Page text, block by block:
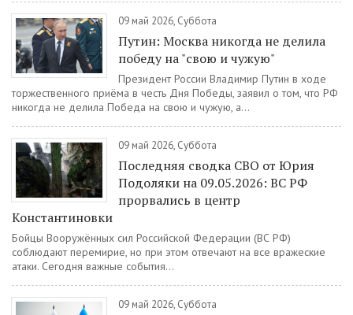
09 май 2026, Суббота
Путин: Москва никогда не делила
победу на "свою и чужую"
Президент России Владимир Путин в ходе
торжественного приёма в честь Дня Победы, заявил о том, что РФ
никогда не делила Победа на свою и чужую, а...
09 май 2026, Суббота
Последняя сводка СВО от Юрия
Подоляки на 09.05.2026: ВС РФ
прорвались в центр
Константиновки
Бойцы Вооружённых сил Российской Федерации (ВС РФ)
соблюдают перемирие, но при этом отвечают на все вражеские
атаки. Сегодня важные события...
09 май 2026, Суббота